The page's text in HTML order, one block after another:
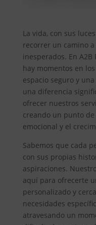
La vida, con sus
recorrer un camino
inesperados. En
hay momentos en
espacio seguro y
una diferencia
ofrecer nuestros
creando un punto
emocional y el
Sabemos que cada
con sus propias
aspiraciones.
aquí para ofrecerte
personalizado y
necesidades
atravesando un